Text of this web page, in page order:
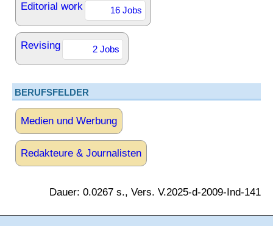
Editorial work 16 Jobs
Revising 2 Jobs
BERUFSFELDER
Medien und Werbung
Redakteure & Journalisten
Dauer: 0.0267 s., Vers. V.2025-d-2009-Ind-141